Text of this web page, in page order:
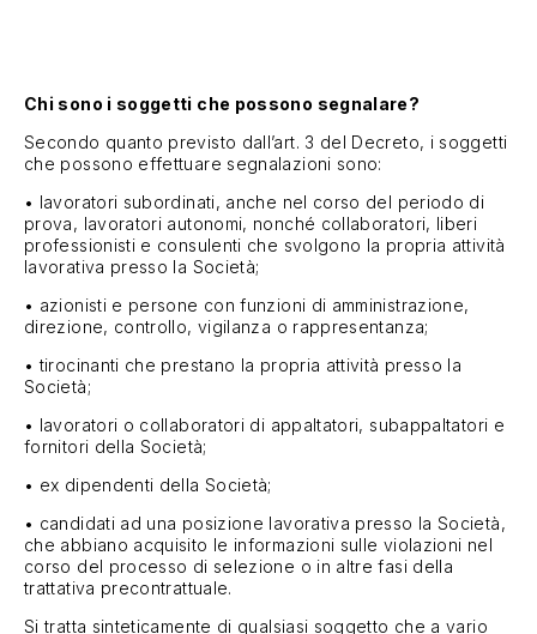
Chi sono i soggetti che possono segnalare?
Secondo quanto previsto dall’art. 3 del Decreto, i soggetti
che possono effettuare segnalazioni sono:
• lavoratori subordinati, anche nel corso del periodo di
prova, lavoratori autonomi, nonché collaboratori, liberi
professionisti e consulenti che svolgono la propria attività
lavorativa presso la Società;
• azionisti e persone con funzioni di amministrazione,
direzione, controllo, vigilanza o rappresentanza;
• tirocinanti che prestano la propria attività presso la
Società;
• lavoratori o collaboratori di appaltatori, subappaltatori e
fornitori della Società;
• ex dipendenti della Società;
• candidati ad una posizione lavorativa presso la Società,
che abbiano acquisito le informazioni sulle violazioni nel
corso del processo di selezione o in altre fasi della
trattativa precontrattuale.
Si tratta sinteticamente di qualsiasi soggetto che a vario